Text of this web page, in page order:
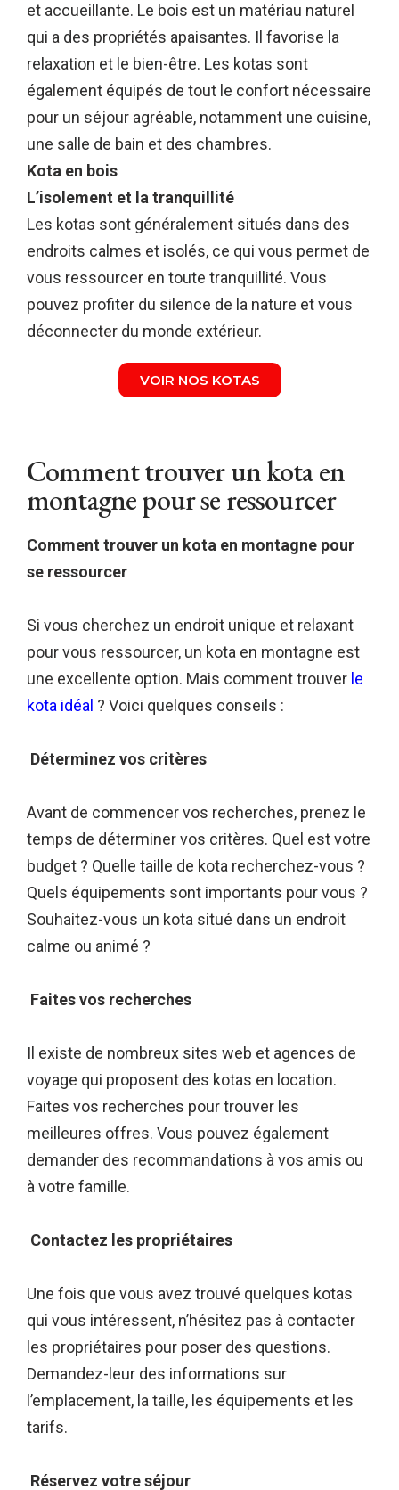
et accueillante. Le bois est un matériau naturel
qui a des propriétés apaisantes. Il favorise la
relaxation et le bien-être. Les kotas sont
également équipés de tout le confort nécessaire
pour un séjour agréable, notamment une cuisine,
une salle de bain et des chambres.
Kota en bois
L’isolement et la tranquillité
Les kotas sont généralement situés dans des
endroits calmes et isolés, ce qui vous permet de
vous ressourcer en toute tranquillité. Vous
pouvez profiter du silence de la nature et vous
déconnecter du monde extérieur.
VOIR NOS KOTAS
Comment trouver un kota en
montagne pour se ressourcer
Comment trouver un kota en montagne pour
se ressourcer
Si vous cherchez un endroit unique et relaxant
pour vous ressourcer, un kota en montagne est
une excellente option. Mais comment trouver le
kota idéal ? Voici quelques conseils :
Déterminez vos critères
Avant de commencer vos recherches, prenez le
temps de déterminer vos critères. Quel est votre
budget ? Quelle taille de kota recherchez-vous ?
Quels équipements sont importants pour vous ?
Souhaitez-vous un kota situé dans un endroit
calme ou animé ?
Faites vos recherches
Il existe de nombreux sites web et agences de
voyage qui proposent des kotas en location.
Faites vos recherches pour trouver les
meilleures offres. Vous pouvez également
demander des recommandations à vos amis ou
à votre famille.
Contactez les propriétaires
Une fois que vous avez trouvé quelques kotas
qui vous intéressent, n’hésitez pas à contacter
les propriétaires pour poser des questions.
Demandez-leur des informations sur
l’emplacement, la taille, les équipements et les
tarifs.
Réservez votre séjour